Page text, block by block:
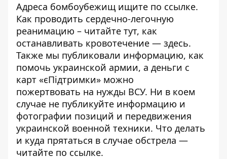
Адреса бомбоубежищ ищите по ссылке.
Как проводить сердечно-легочную
реанимацию – читайте тут, как
останавливать кровотечение — здесь.
Также мы публиковали информацию, как
помочь украинской армии, а деньги с
карт «єПідтримки» можно
пожертвовать на нужды ВСУ. Ни в коем
случае не публикуйте информацию и
фотографии позиций и передвижения
украинской военной техники. Что делать
и куда прятаться в случае обстрела —
читайте по ссылке.